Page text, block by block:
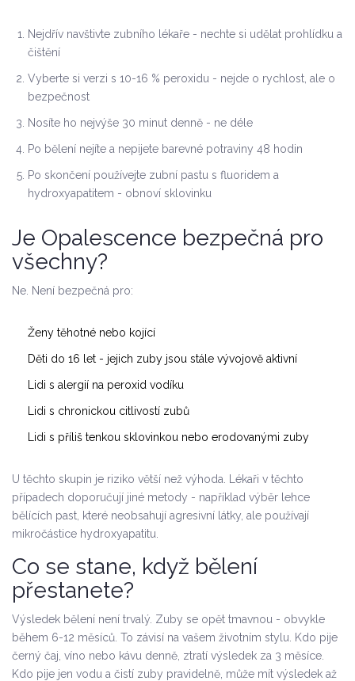
Nejdřív navštivte zubního lékaře - nechte si udělat prohlídku a
čištění
Vyberte si verzi s 10-16 % peroxidu - nejde o rychlost, ale o
bezpečnost
Nosíte ho nejvýše 30 minut denně - ne déle
Po bělení nejíte a nepijete barevné potraviny 48 hodin
Po skončení používejte zubní pastu s fluoridem a
hydroxyapatitem - obnoví sklovinku
Je Opalescence bezpečná pro
všechny?
Ne. Není bezpečná pro:
Ženy těhotné nebo kojící
Děti do 16 let - jejich zuby jsou stále vývojově aktivní
Lidi s alergií na peroxid vodíku
Lidi s chronickou citlivostí zubů
Lidi s příliš tenkou sklovinkou nebo erodovanými zuby
U těchto skupin je riziko větší než výhoda. Lékaři v těchto
případech doporučují jiné metody - například výběr lehce
bělících past, které neobsahují agresivní látky, ale používají
mikročástice hydroxyapatitu.
Co se stane, když bělení
přestanete?
Výsledek bělení není trvalý. Zuby se opět tmavnou - obvykle
během 6-12 měsíců. To závisí na vašem životním stylu. Kdo pije
černý čaj, víno nebo kávu denně, ztratí výsledek za 3 měsíce.
Kdo pije jen vodu a čistí zuby pravidelně, může mít výsledek až